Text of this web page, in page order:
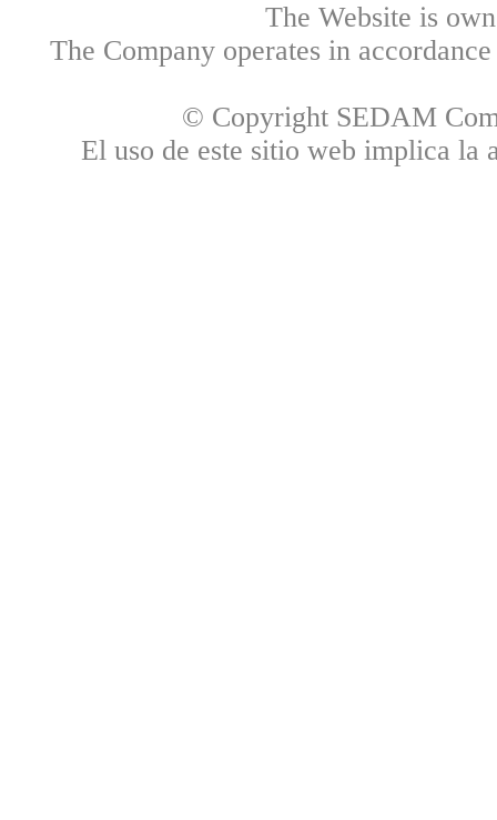
The Website is
The Company operates in
© Copyright SEDAM
El uso de este sitio web implica la